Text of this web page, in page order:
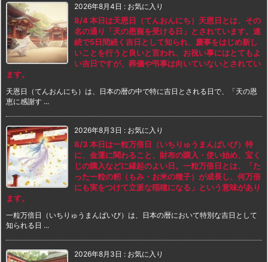
2026年8月4日 : お気に入り
8/4 本日は天恩日（てんおんにち）天恩日とは、その
名の通り「天の恩寵を受ける日」とされています。連
続で5日間続く吉日として知られ、慶事をはじめ新し
いことを行うと良いと言われ、お祝い事にはとてもよ
い吉日ですが、葬儀や弔事は向いていないとされてい
ます。
天恩日（てんおんにち）は、日本の暦の中で特に吉日とされる日で、「天の恩
恵に感謝す ...
2026年8月3日 : お気に入り
8/3 本日は一粒万倍日（いちりゅうまんばいび）特
に、金運に関わること、財布の購入・使い始め、宝く
じの購入などに縁起のよい日。一粒万倍日とは、「た
った一粒の籾（もみ・お米の種子）が成長し、何万倍
にも実をつけて立派な稲穂になる」という意味があり
ます。
一粒万倍日（いちりゅうまんばいび）は、日本の暦において特別な吉日として
知られる日 ...
2026年8月3日 : お気に入り